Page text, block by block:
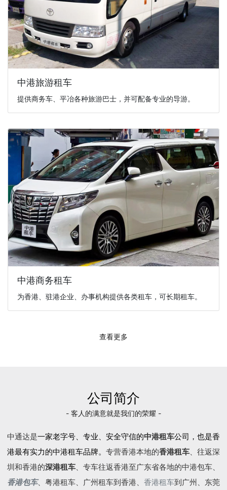
中港旅游租车
提供商务车、平冶各种旅游巴士，并可配备专业的导游。
中港商务租车
为香港、驻港企业、办事机构提供各类租车，可长期租车。
查看更多
公司简介
- 客人的满意就是我们的荣耀 -
中通达是一家老字号、专业、安全守信的中港租车公司，也是香
港最有实力的中港租车品牌。 专营香港本地的香港租车、往返深
圳和香港的深港租车、专车往返香港至广东省各地的中港包车、
香港包车、 粤港租车、广州租车到香港、 香港租车到广州、东莞